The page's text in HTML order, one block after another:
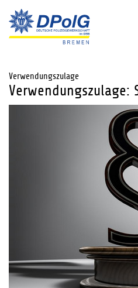
Verwendungszulage